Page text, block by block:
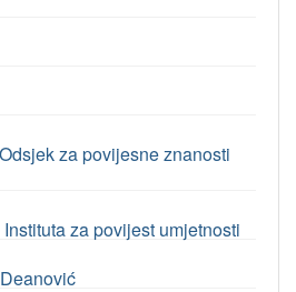
Odsjek za povijesne znanosti
za povijest umjetnosti